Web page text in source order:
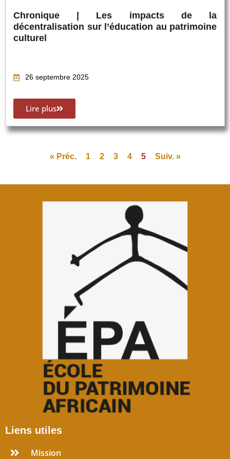
Chronique | Les impacts de la
décentralisation sur l’éducation au patrimoine
culturel
26 septembre 2025
Lire plus
« Préc. 1 2 3 4 5 Suiv. »
Liens utiles
Mission